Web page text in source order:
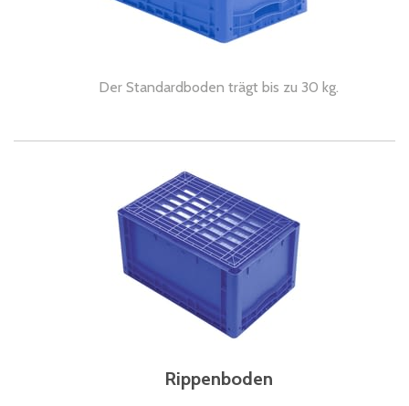
Der Standardboden trägt bis zu 30 kg.
Rippenboden